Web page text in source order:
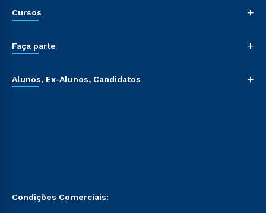
Cursos +
Faça parte +
Alunos, Ex-Alunos, Candidatos +
Condições Comerciais: